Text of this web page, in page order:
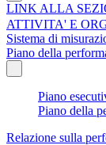
LINK ALLA
ATTIVITA' E
Sistema di
Piano della
Piano
Piano della
Relazione sulla